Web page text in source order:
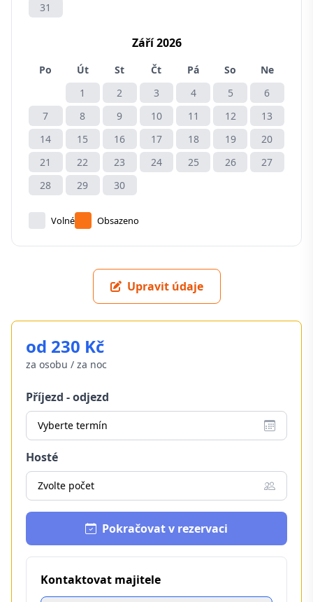
31
Září 2026
Po Út St Čt Pá So
Ne
1
2 3 4 5
6
7
8 9 10 11 12
13
14
15 16 17 18 19
20
21
22 23 24 25 26
27
28
29 30
Volné Obsazeno
Upravit údaje
od 230 Kč
za osobu / za noc
Příjezd - odjezd
Vyberte termín
Hosté
Zvolte počet
Pokračovat v rezervaci
Kontaktovat majitele